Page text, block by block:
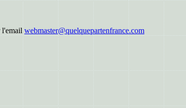
l'emailwebmaster@quelquepartenfrance.com